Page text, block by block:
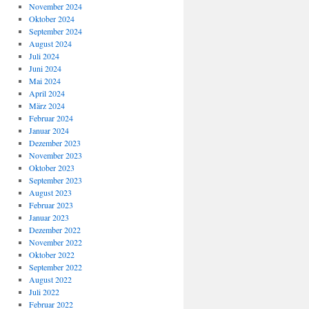
November 2024
Oktober 2024
September 2024
August 2024
Juli 2024
Juni 2024
Mai 2024
April 2024
März 2024
Februar 2024
Januar 2024
Dezember 2023
November 2023
Oktober 2023
September 2023
August 2023
Februar 2023
Januar 2023
Dezember 2022
November 2022
Oktober 2022
September 2022
August 2022
Juli 2022
Februar 2022